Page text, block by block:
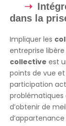
dans la
Impliquer les
entreprise
collective est
points de vue et
participation
problématiques
d’obtenir de